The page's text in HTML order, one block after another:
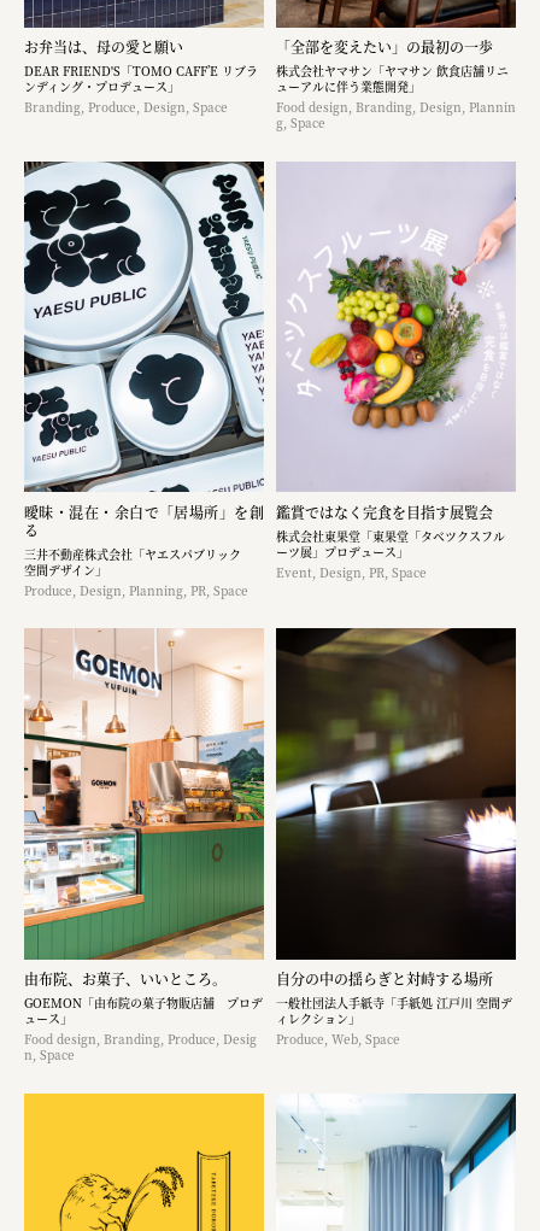
お弁当は、母の愛と願い
DEAR FRIEND'S「TOMO CAFF’E リブラ
ンディング・プロデュース」
Branding, Produce, Design, Space
「全部を変えたい」の最初の一歩
株式会社ヤマサン「ヤマサン 飲食店舗リニ
ューアルに伴う業態開発」
Food design, Branding, Design, Plannin
g, Space
曖昧・混在・余白で「居場所」を創
る
三井不動産株式会社「ヤエスパブリック
空間デザイン」
Produce, Design, Planning, PR, Space
鑑賞ではなく完食を目指す展覧会
株式会社東果堂「東果堂「タベツクスフル
ーツ展」プロデュース」
Event, Design, PR, Space
由布院、お菓子、いいところ。
GOEMON「由布院の菓子物販店舗 プロデ
ュース」
Food design, Branding, Produce, Desig
n, Space
自分の中の揺らぎと対峙する場所
一般社団法人手紙寺「手紙処 江戸川 空間デ
ィレクション」
Produce, Web, Space